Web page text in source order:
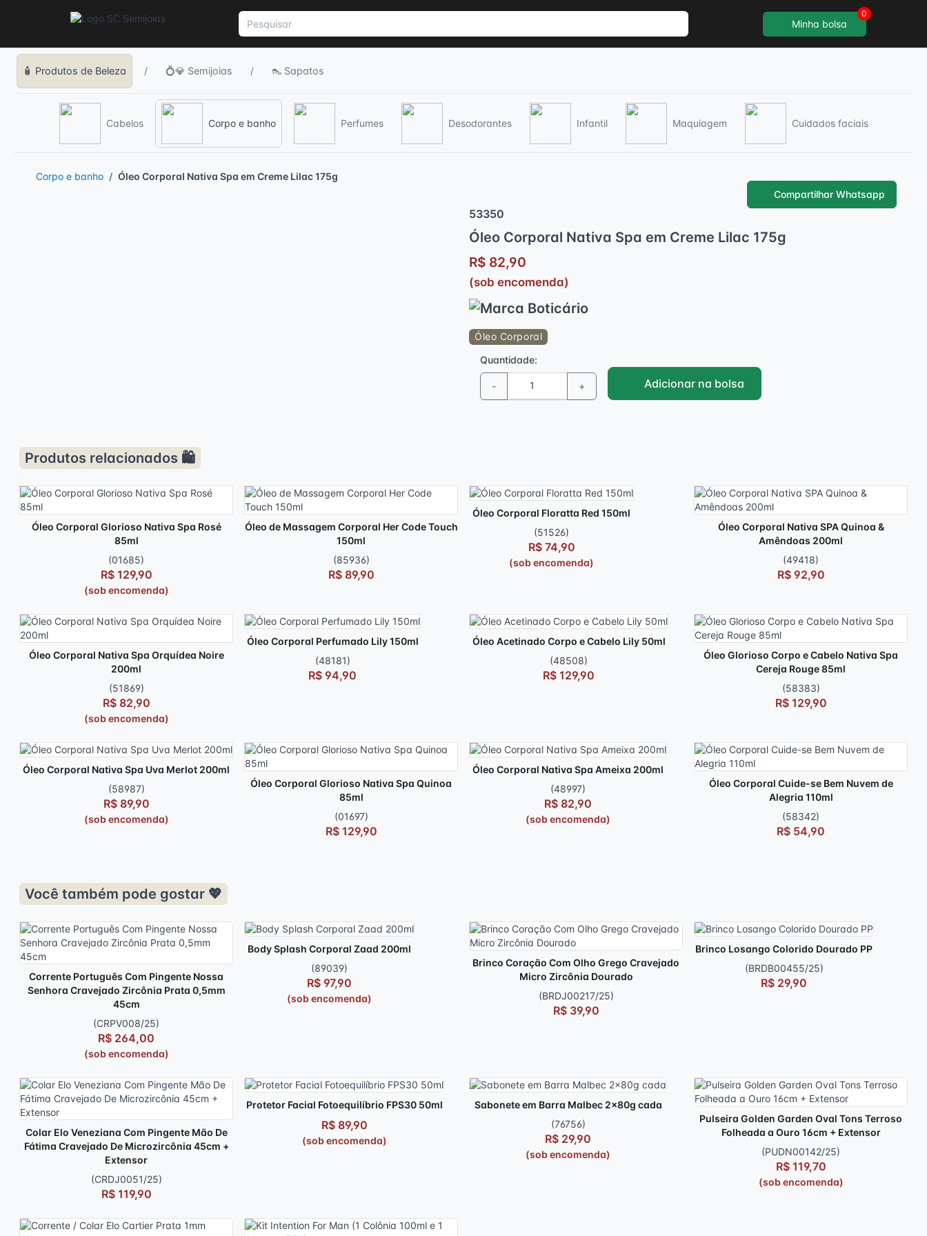
Minha bolsa
0
🧴 Produtos de Beleza / 💍💎 Semijoias / 👠 Sapatos
Cabelos Corpo e banho Perfumes Desodorantes Infantil Maquiagem Cuidados faciais
Compartilhar Whatsapp
Corpo e banho Óleo Corporal Nativa Spa em Creme Lilac 175g
53350
Óleo Corporal Nativa Spa em Creme Lilac 175g
R$ 82,90
(sob encomenda)
Óleo Corporal
Quantidade:
- + Adicionar na bolsa
Produtos relacionados 🛍️
Óleo Corporal Glorioso Nativa Spa Rosé
85ml
(01685)
R$ 129,90
(sob encomenda)
Óleo de Massagem Corporal Her Code Touch
150ml
(85936)
R$ 89,90
Óleo Corporal Floratta Red 150ml
(51526)
R$ 74,90
(sob encomenda)
Óleo Corporal Nativa SPA Quinoa &
Amêndoas 200ml
(49418)
R$ 92,90
Óleo Corporal Nativa Spa Orquídea Noire
200ml
(51869)
R$ 82,90
(sob encomenda)
Óleo Corporal Perfumado Lily 150ml
(48181)
R$ 94,90
Óleo Acetinado Corpo e Cabelo Lily 50ml
(48508)
R$ 129,90
Óleo Glorioso Corpo e Cabelo Nativa Spa
Cereja Rouge 85ml
(58383)
R$ 129,90
Óleo Corporal Nativa Spa Uva Merlot 200ml
(58987)
R$ 89,90
(sob encomenda)
Óleo Corporal Glorioso Nativa Spa Quinoa
85ml
(01697)
R$ 129,90
Óleo Corporal Nativa Spa Ameixa 200ml
(48997)
R$ 82,90
(sob encomenda)
Óleo Corporal Cuide-se Bem Nuvem de
Alegria 110ml
(58342)
R$ 54,90
Você também pode gostar 💖
Corrente Português Com Pingente Nossa
Senhora Cravejado Zircônia Prata 0,5mm
45cm
(CRPV008/25)
R$ 264,00
(sob encomenda)
Body Splash Corporal Zaad 200ml
(89039)
R$ 97,90
(sob encomenda)
Brinco Coração Com Olho Grego Cravejado
Micro Zircônia Dourado
(BRDJ00217/25)
R$ 39,90
Brinco Losango Colorido Dourado PP
(BRDB00455/25)
R$ 29,90
Colar Elo Veneziana Com Pingente Mão De
Fátima Cravejado De Microzircônia 45cm +
Extensor
(CRDJ0051/25)
R$ 119,90
Protetor Facial Fotoequilíbrio FPS30 50ml
R$ 89,90
(sob encomenda)
Sabonete em Barra Malbec 2x80g cada
(76756)
R$ 29,90
(sob encomenda)
Pulseira Golden Garden Oval Tons Terroso
Folheada a Ouro 16cm + Extensor
(PUDN00142/25)
R$ 119,70
(sob encomenda)